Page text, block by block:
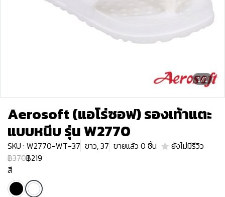
1/1
Aerosoft (แอโร่ซอฟ) รองเท้าแตะ
แบบหนีบ รุ่น W2770
SKU : W2770-WT-37 ขาว, 37 ขายแล้ว 0 ชิ้น
ยังไม่มีรีวิว
฿370฿219
สี